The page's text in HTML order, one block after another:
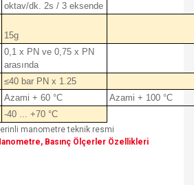
oktav/dk. 2s / 3 eksende
15g
0,1 x PN ve 0,75 x PN
arasında
≤40 bar PN x 1.25
Azami + 60 °C
Azami + 100 °C
-40 ... +70 °C
Basınç Ölçerler Özellikleri